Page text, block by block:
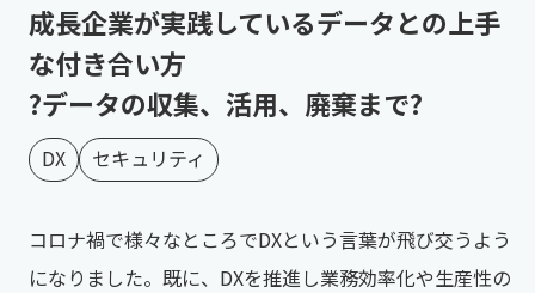
成長企業が実践しているデータとの上手
な付き合い方
?データの収集、活用、廃棄まで?
DX セキュリティ
コロナ禍で様々なところでDXという言葉が飛び交うよう
になりました。既に、DXを推進し業務効率化や生産性の